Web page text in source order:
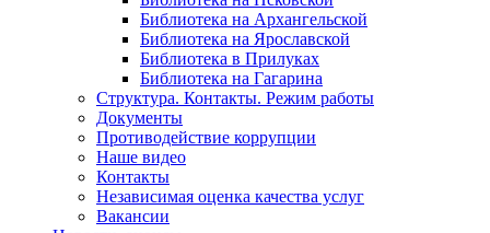
Библиотека на Архангельской
Библиотека на Ярославской
Библиотека в Прилуках
Библиотека на Гагарина
Структура. Контакты. Режим работы
Документы
Противодействие коррупции
Наше видео
Контакты
Независимая оценка качества услуг
Вакансии